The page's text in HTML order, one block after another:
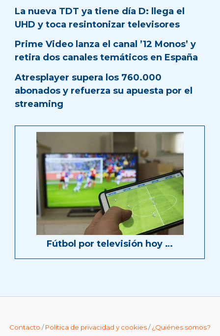
La nueva TDT ya tiene día D: llega el
UHD y toca resintonizar televisores
Prime Video lanza el canal ’12 Monos’ y
retira dos canales temáticos en España
Atresplayer supera los 760.000
abonados y refuerza su apuesta por el
streaming
Fútbol por televisión hoy …
Contacto /Política de privacidad y cookies/¿Quiénes somos?